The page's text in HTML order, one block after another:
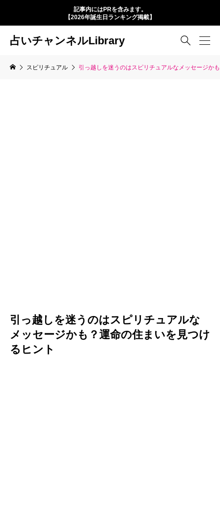
記事内にはPRを含みます。
【2026年誕生日ランキング掲載】
占いチャンネルLibrary 
スピリチュアル 引っ越しを迷うのはスピリチュアルなメッセージか
引っ越しを迷うのはスピリチュアルな
メッセージかも？運命の住まいを見つけ
るヒント